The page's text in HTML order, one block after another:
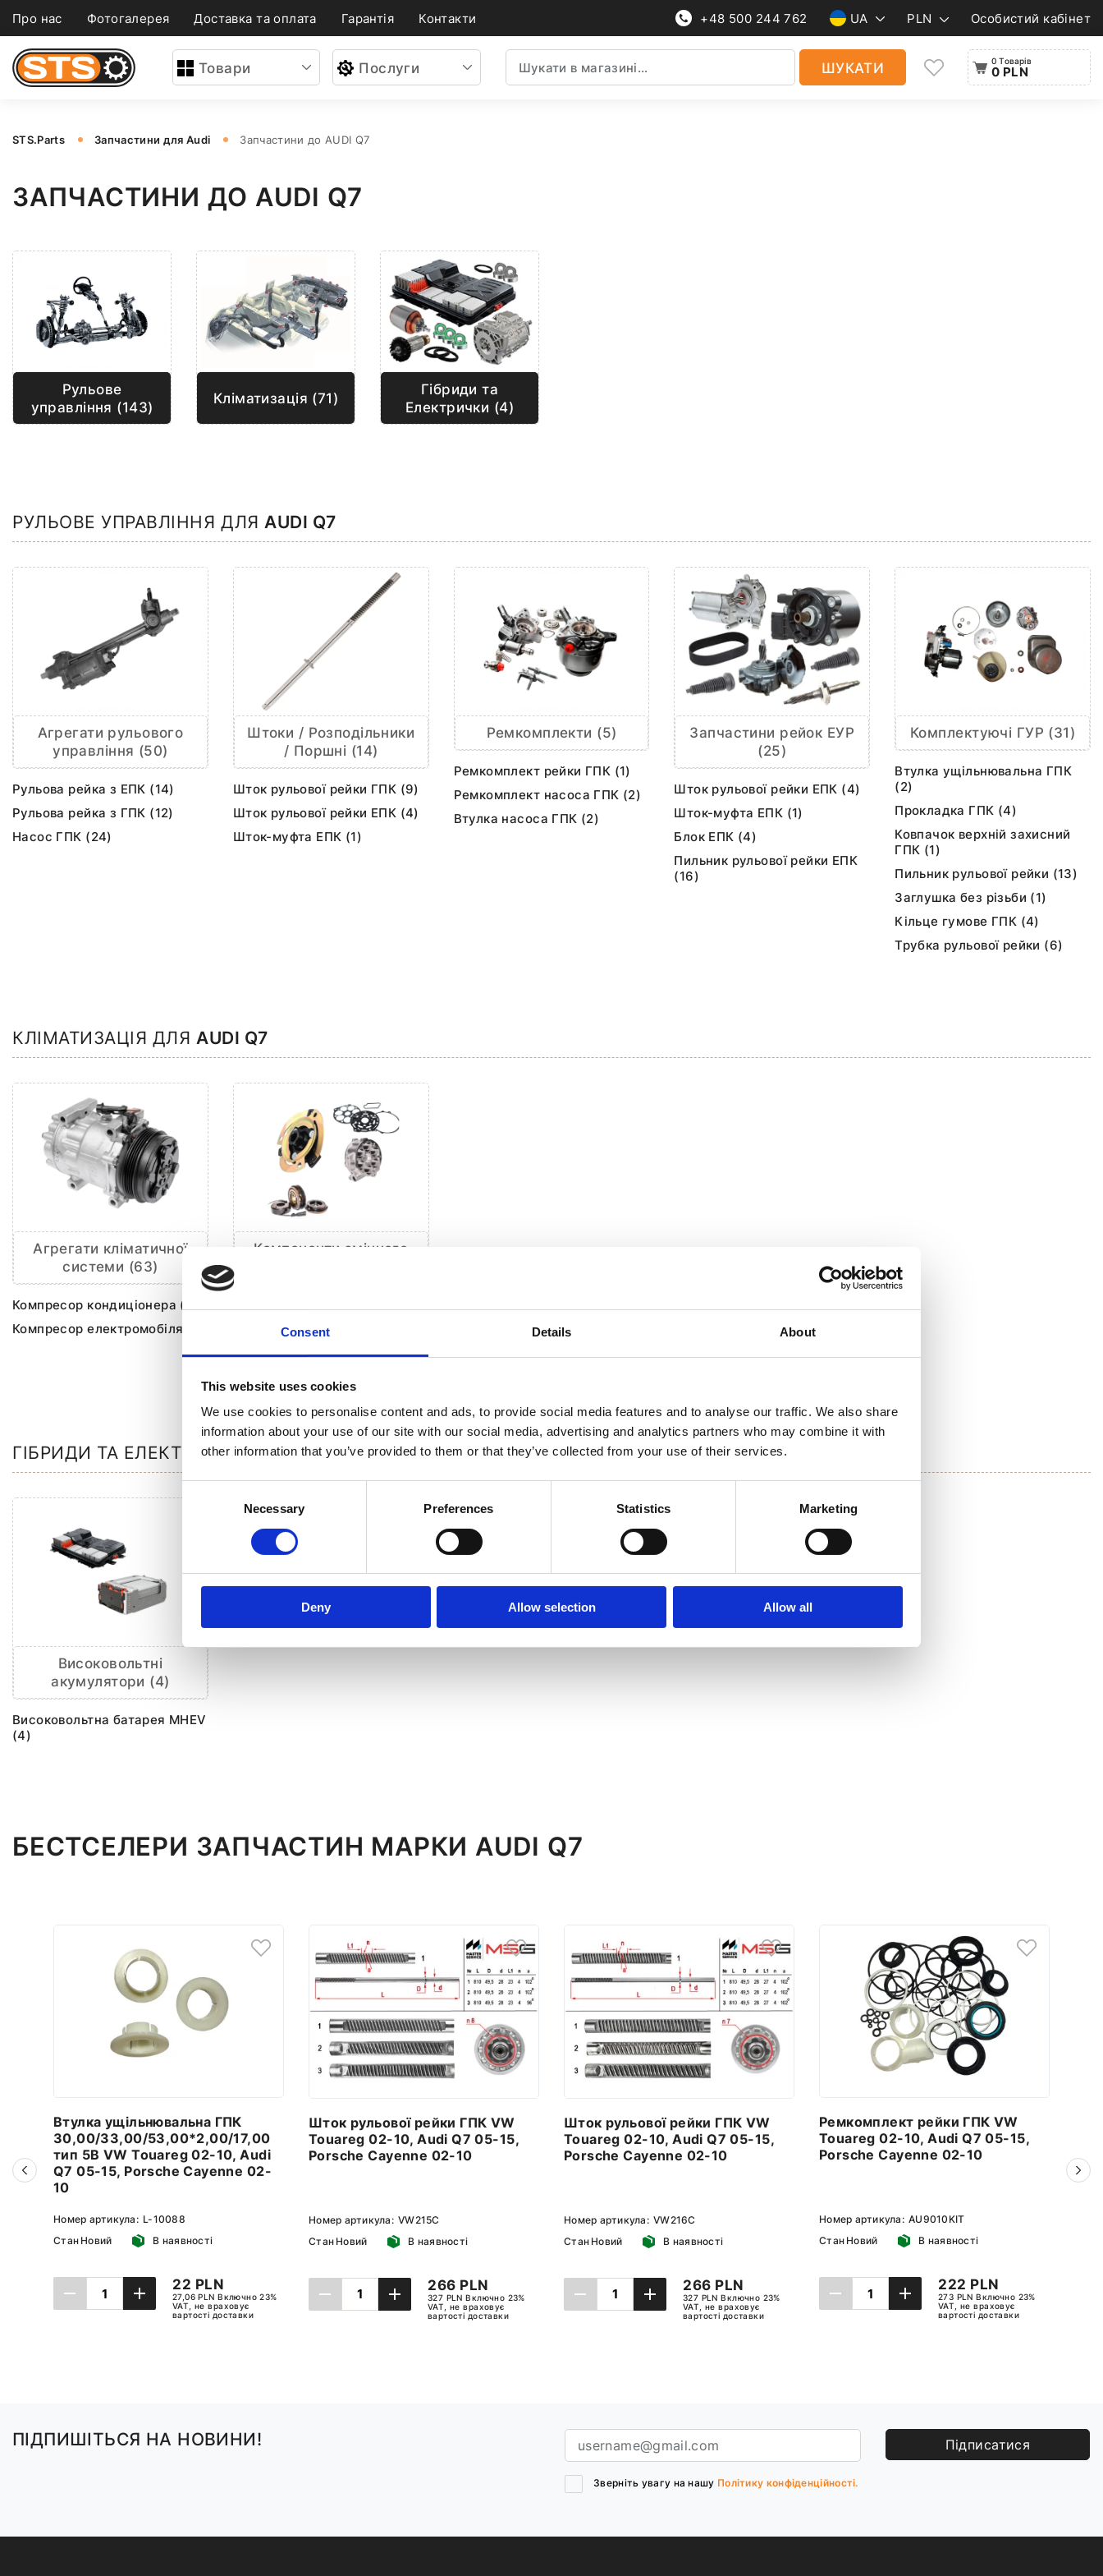
Consent Details About
This website uses cookies
We use cookies to personalise content and ads, to provide social media features and to analyse our traffic. We also share
information about your use of our site with our social media, advertising and analytics partners who may combine it with
other information that you’ve provided to them or that they’ve collected from your use of their services.
Necessary Preferences Statistics Marketing
Deny Allow selection Allow all
Про нас Фотогалерея Доставка та оплата Гарантія Контакти +48 500 244 762 UA PLN Особистий кабінет
Товари Послуги ШУКАТИ 0 Товарів
0 PLN
STS.Parts Запчастини для Audi Запчастини до AUDI Q7
ЗАПЧАСТИНИ ДО AUDI Q7
Рульове
управління (143)
Кліматизація (71)
Гібриди та
Електрички (4)
РУЛЬОВЕ УПРАВЛІННЯ ДЛЯ AUDI Q7
Агрегати рульового
управління (50)
Рульова рейка з ЕПК (14)
Рульова рейка з ГПК (12)
Насос ГПК (24)
Штоки / Розподільники
/ Поршні (14)
Шток рульової рейки ГПК (9)
Шток рульової рейки ЕПК (4)
Шток-муфта ЕПК (1)
Ремкомплекти (5)
Ремкомплект рейки ГПК (1)
Ремкомплект насоса ГПК (2)
Втулка насоса ГПК (2)
Запчастини рейок ЕУР
(25)
Шток рульової рейки ЕПК (4)
Шток-муфта ЕПК (1)
Блок ЕПК (4)
Пильник рульової рейки ЕПК
(16)
Комплектуючі ГУР (31)
Втулка ущільнювальна ГПК
(2)
Прокладка ГПК (4)
Ковпачок верхній захисний
ГПК (1)
Пильник рульової рейки (13)
Заглушка без різьби (1)
Кільце гумове ГПК (4)
Трубка рульової рейки (6)
КЛІМАТИЗАЦІЯ ДЛЯ AUDI Q7
Агрегати кліматичної
системи (63)
Компресор кондиціонера (61)
Компресор електромобіля (2)
Компоненти змінного
кондиціонера (1)
ГІБРИДИ ТА ЕЛЕКТРИЧКИ ДЛЯAUDI Q7
Високовольтні
акумулятори (4)
Високовольтна батарея MHEV
(4)
БЕСТСЕЛЕРИ ЗАПЧАСТИН МАРКИ AUDI Q7
Втулка ущільнювальна ГПК
30,00/33,00/53,00*2,00/17,00
тип 5B VW Touareg 02-10, Audi
Q7 05-15, Porsche Cayenne 02-
10
Номер артикула: L-10088
Стан Новий В наявності
22 PLN
27,06 PLN Включно 23%
VAT, не враховує
вартості доставки
Шток рульової рейки ГПК VW
Touareg 02-10, Audi Q7 05-15,
Porsche Cayenne 02-10
Номер артикула: VW215C
Стан Новий В наявності
266 PLN
327 PLN Включно 23%
VAT, не враховує
вартості доставки
Шток рульової рейки ГПК VW
Touareg 02-10, Audi Q7 05-15,
Porsche Cayenne 02-10
Номер артикула: VW216C
Стан Новий В наявності
266 PLN
327 PLN Включно 23%
VAT, не враховує
вартості доставки
Ремкомплект рейки ГПК VW
Touareg 02-10, Audi Q7 05-15,
Porsche Cayenne 02-10
Номер артикула: AU9010KIT
Стан Новий В наявності
222 PLN
273 PLN Включно 23%
VAT, не враховує
вартості доставки
96-
ПІДПИШІТЬСЯ НА НОВИНИ! Підписатися
Зверніть увагу на нашу Політику конфіденційності.